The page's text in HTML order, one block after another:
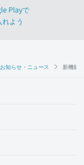
お知らせ・ニュース 新機能